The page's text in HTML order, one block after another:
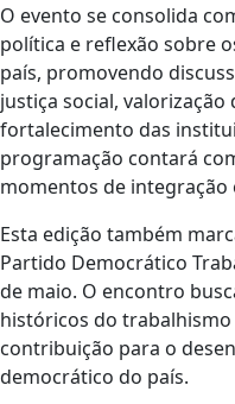
O evento se consolida
política e reflexão sobre
país, promovendo
justiça social,
fortalecimento das
programação contará
momentos de
Esta edição também
Partido Democrático
de maio. O encontro
históricos do
contribuição para o
democrático do país.